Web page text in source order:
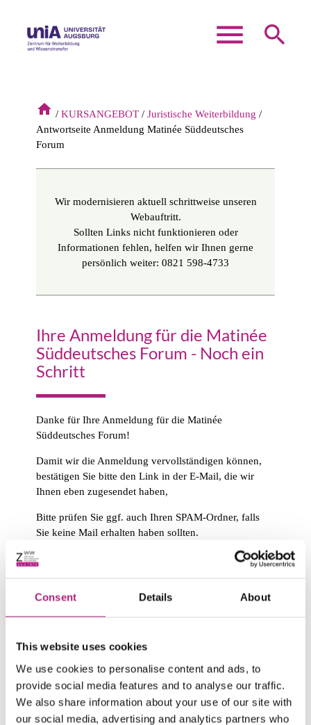
Consent Details About
This website uses cookies
We use cookies to personalise content and ads, to
provide social media features and to analyse our traffic.
We also share information about your use of our site with
our social media, advertising and analytics partners who
menu search
Suchbegriffe
home KURSANGEBOT
Juristische Weiterbildung
Antwortseite Anmeldung Matinée Süddeutsches
Forum
Wir modernisieren aktuell schrittweise unseren
Webauftritt.
Sollten Links nicht funktionieren oder
Informationen fehlen, helfen wir Ihnen gerne
persönlich weiter: 0821 598-4733
Ihre Anmeldung für die Matinée
Süddeutsches Forum - Noch ein
Schritt
Danke für Ihre Anmeldung für die Matinée
Süddeutsches Forum!
Damit wir die Anmeldung vervollständigen können,
bestätigen Sie bitte den Link in der E-Mail, die wir
Ihnen eben zugesendet haben,
Bitte prüfen Sie ggf. auch Ihren SPAM-Ordner, falls
Sie keine Mail erhalten haben sollten.
überspringen
COACHING AUSBILDUNG
MANAGEMENT WEITERBILDUNG
Juristische Weiterbildung